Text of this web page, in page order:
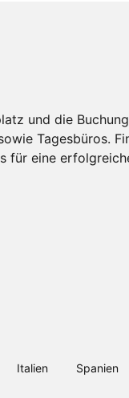
und die
Tagesbüros.
für eine
Italien Spanien